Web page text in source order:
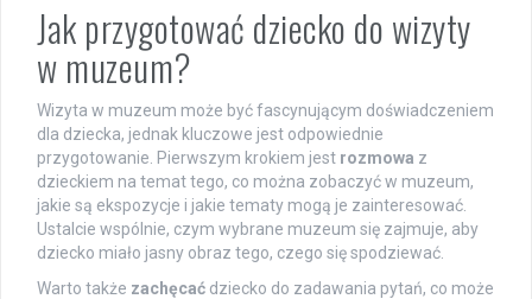
Jak przygotować dziecko do wizyty
w muzeum?
Wizyta w muzeum może być fascynującym doświadczeniem
dla dziecka, jednak kluczowe jest odpowiednie
przygotowanie. Pierwszym krokiem jest rozmowa z
dzieckiem na temat tego, co można zobaczyć w muzeum,
jakie są ekspozycje i jakie tematy mogą je zainteresować.
Ustalcie wspólnie, czym wybrane muzeum się zajmuje, aby
dziecko miało jasny obraz tego, czego się spodziewać.
Warto także zachęcać dziecko do zadawania pytań, co może